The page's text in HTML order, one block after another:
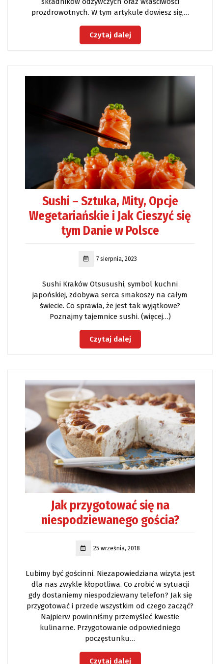
prozdrowotnych. W tym artykule dowiesz się,…
Czytaj dalej
Sushi – Sztuka, Mity, Opcje
Wegetariańskie i Jak Cieszyć się
tym Danie w Polsce
7 sierpnia, 2023
Sushi Kraków Otsusushi, symbol kuchni
japońskiej, zdobywa serca smakoszy na całym
świecie. Co sprawia, że ​​jest tak wyjątkowe?
Poznajmy tajemnice sushi. (więcej…)
Czytaj dalej
Jak przygotować się na
niespodziewanego gościa?
25 września, 2018
Lubimy być gościnni. Niezapowiedziana wizyta jest
dla nas zwykle kłopotliwa. Co zrobić w sytuacji
gdy dostaniemy niespodziewany telefon? Jak się
przygotować i przede wszystkim od czego zacząć?
Najpierw powinniśmy przemyśleć kwestie
kulinarne. Przygotowanie odpowiedniego
poczęstunku…
Czytaj dalej